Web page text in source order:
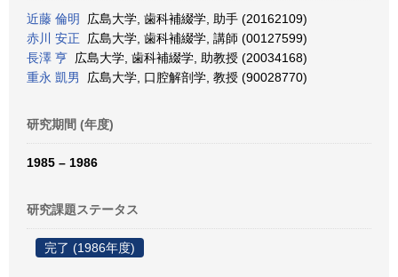
近藤 倫明
広島大学, 歯科補綴学, 助手 (20162109)
赤川 安正 広島大学, 歯科補綴学, 講師 (00127599)
長澤 亨 広島大学, 歯科補綴学, 助教授 (20034168)
重永 凱男
広島大学, 口腔解剖学, 教授 (90028770)
研究期間 (年度)
1985 – 1986
研究課題ステータス
完了 (1986年度)